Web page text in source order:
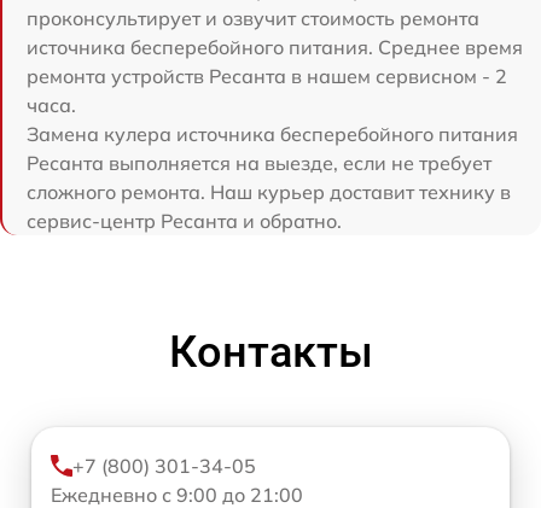
проконсультирует и озвучит стоимость ремонта
источника бесперебойного питания. Среднее время
ремонта устройств Ресанта в нашем сервисном - 2
часа.
Замена кулера источника бесперебойного питания
Ресанта выполняется на выезде, если не требует
сложного ремонта. Наш курьер доставит технику в
сервис-центр Ресанта и обратно.
Контакты
+7 (800) 301-34-05
Ежедневно с 9:00 до 21:00